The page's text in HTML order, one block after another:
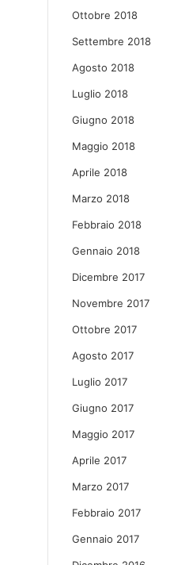
Ottobre 2018
Settembre 2018
Agosto 2018
Luglio 2018
Giugno 2018
Maggio 2018
Aprile 2018
Marzo 2018
Febbraio 2018
Gennaio 2018
Dicembre 2017
Novembre 2017
Ottobre 2017
Agosto 2017
Luglio 2017
Giugno 2017
Maggio 2017
Aprile 2017
Marzo 2017
Febbraio 2017
Gennaio 2017